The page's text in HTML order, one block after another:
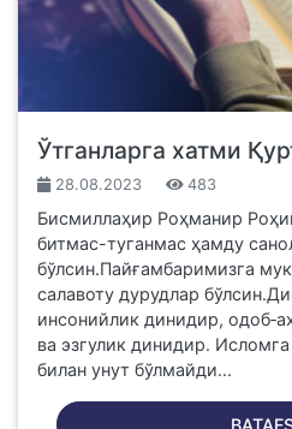
Ўтганларга хатми
28.08.2023 483
Бисмиллаҳир Роҳманир
битмас-туганмас ҳамду
бўлсин.Пайғамбаримизга
салавоту дурудлар
инсонийлик динидир,
ва эзгулик динидир.
билан унут бўлмайди...